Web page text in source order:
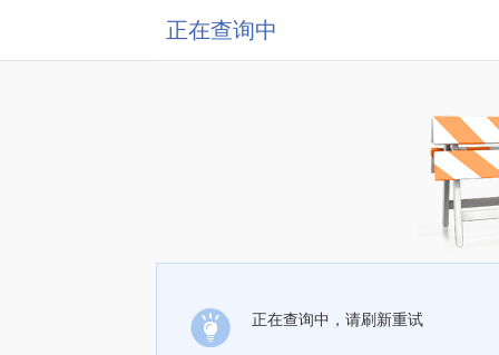
正在查询中
正在查询中，请刷新重试